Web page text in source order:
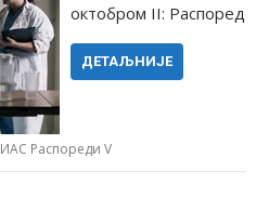
октобром II: Распоред
ДЕТАЉНИЈЕ
ИАС Распореди V